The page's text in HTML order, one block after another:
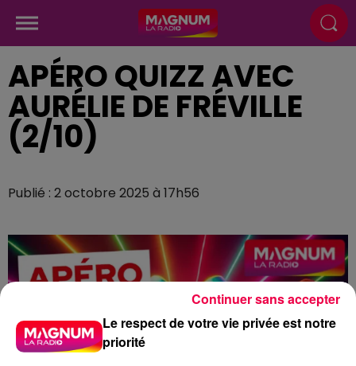
APÉRO QUIZZ AVEC
AURÉLIE DE FRÉVILLE
(2/10)
Publié : 2 octobre 2025 à 17h56
Le respect de votre vie privée est notre
priorité
Continuer sans accepter